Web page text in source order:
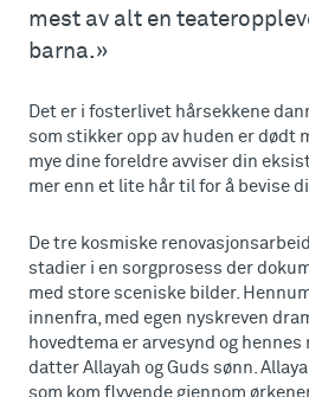
mest av alt en
barna.»
Det er i fosterlivet hårsekkene
som stikker opp av huden er dødt
mye dine foreldre avviser din
mer enn et lite hår til for å bevise
De tre kosmiske
stadier i en sorgprosess der
med store sceniske bilder.
innenfra, med egen nyskreven
hovedtema er arvesynd og
datter Allayah og Guds sønn.
som kom flyvende gjennom